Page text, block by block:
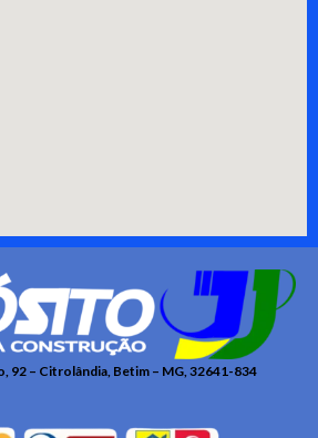
92 – Citrolândia, Betim – MG, 32641-834